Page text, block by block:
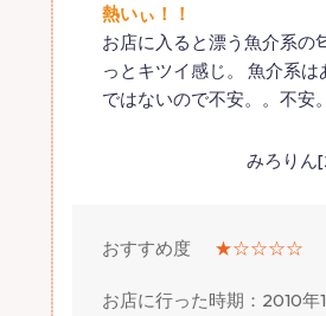
熱いぃ！！
お店に入ると漂う魚介系の
っとキツイ感じ。 魚介系は
ではないので不安。。不安。
みろりん
おすすめ度 ★☆☆☆☆
お店に行った時期：2010年